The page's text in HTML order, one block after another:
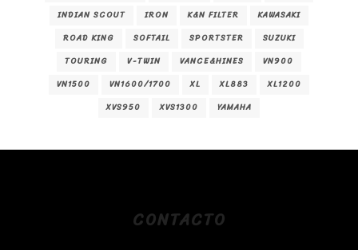
INDIAN SCOUT
IRON K&N FILTER
KAWASAKI
ROAD KING
SOFTAIL SPORTSTER
SUZUKI
TOURING
V-TWIN VANCE&HINES
VN900
VN1500
VN1600/1700 XL XL883
XL1200
XVS950
XVS1300 YAMAHA
CONTACTO